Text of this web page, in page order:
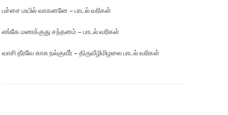
பச்சை மயில் வாகனனே – பாடல் வரிகள்
எங்கே மண‌க்குது சந்தனம் – பாடல் வரிகள்
வாசி தீரவே காசு நல்குவீர் – திருவீழிமிழலை பாடல் வரிகள்